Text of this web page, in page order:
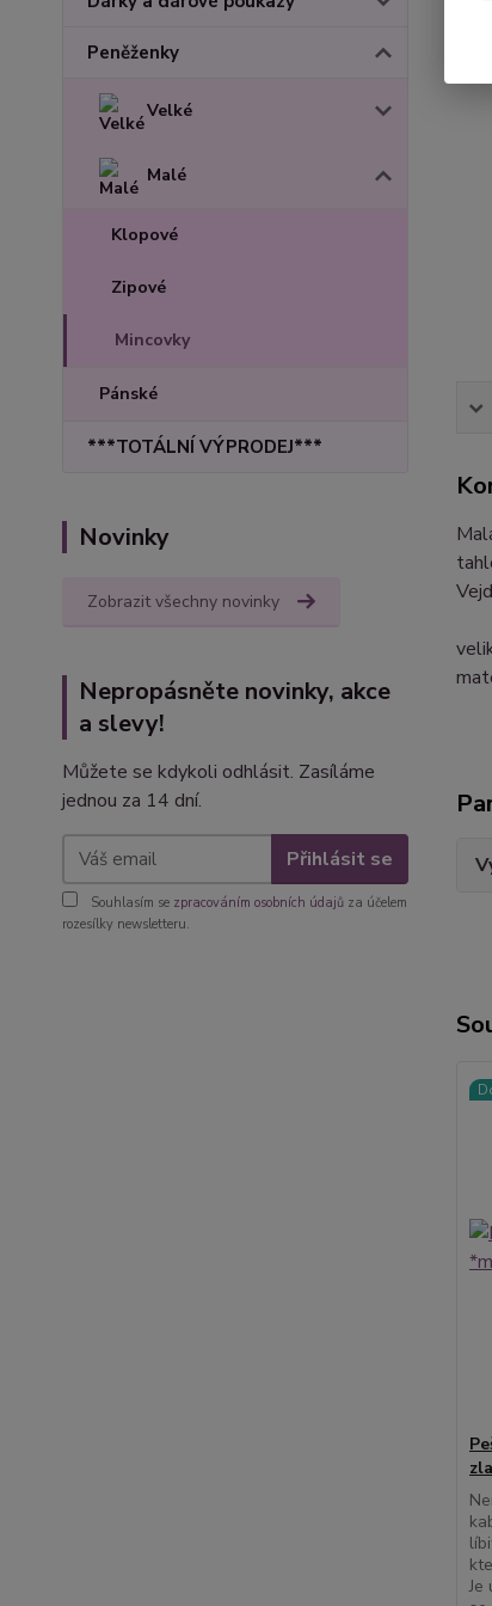
Peněženky
Velké
Malé
Klopové
Zipové
Mincovky
Pánské
***TOTÁLNÍ VÝPRODEJ***
Novinky
Zobrazit všechny novinky
Nepropásněte novinky, akce
a slevy!
Můžete se kdykoli odhlásit. Zasíláme
jednou za 14 dní.
Přihlásit se
Souhlasím se zpracováním osobních údajů za účelem
rozesílky newsletteru.
Je